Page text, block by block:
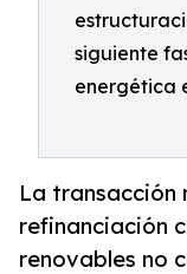
siguiente
energética
La transacción
refinanciación
renovables no